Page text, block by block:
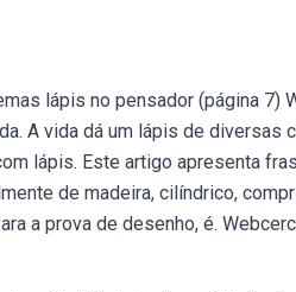
lápis no pensador (página 7)
A vida dá um lápis de diversas
lápis. Este artigo apresenta
de madeira, cilíndrico,
a prova de desenho, é.